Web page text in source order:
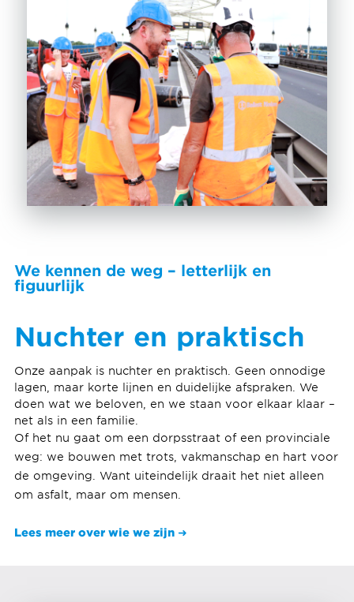
We kennen de weg – letterlijk en
figuurlijk
Nuchter en praktisch
Onze aanpak is nuchter en praktisch. Geen onnodige
lagen, maar korte lijnen en duidelijke afspraken. We
doen wat we beloven, en we staan voor elkaar klaar –
net als in een familie.
Of het nu gaat om een dorpsstraat of een provinciale
weg: we bouwen met trots, vakmanschap en hart voor
de omgeving. Want uiteindelijk draait het niet alleen
om asfalt, maar om mensen.
Lees meer over wie we zijn ➜